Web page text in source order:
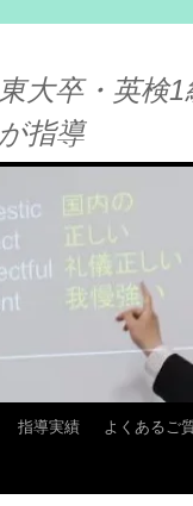
東大卒・英検
が指導
指導実績 よくあるご